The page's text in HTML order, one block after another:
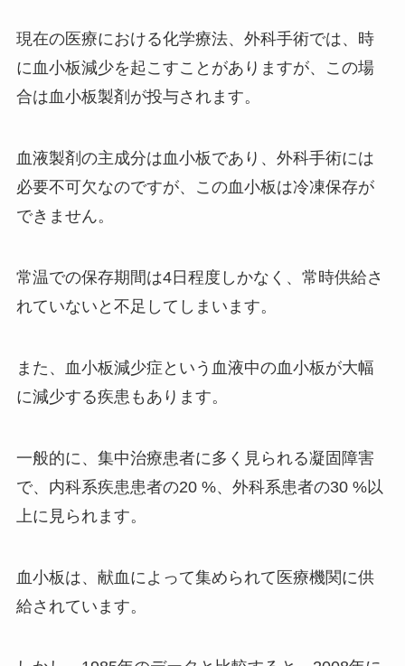
現在の医療における化学療法、外科手術では、時
に血小板減少を起こすことがありますが、この場
合は血小板製剤が投与されます。
血液製剤の主成分は血小板であり、外科手術には
必要不可欠なのですが、この血小板は冷凍保存が
できません。
常温での保存期間は4日程度しかなく、常時供給さ
れていないと不足してしまいます。
また、血小板減少症という血液中の血小板が大幅
に減少する疾患もあります。
一般的に、集中治療患者に多く見られる凝固障害
で、内科系疾患患者の20 %、外科系患者の30 %以
上に見られます。
血小板は、献血によって集められて医療機関に供
給されています。